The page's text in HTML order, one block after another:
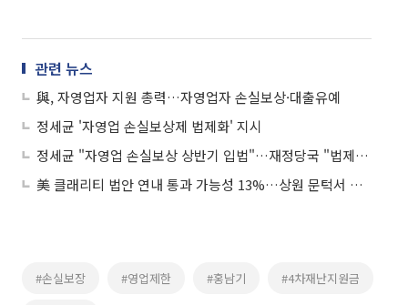
관련 뉴스
與, 자영업자 지원 총력…자영업자 손실보상·대출유예
정세균 '자영업 손실보상제 법제화' 지시
정세균 "자영업 손실보상 상반기 입법"…재정당국 "법제화한 나라 없어"
美 클래리티 법안 연내 통과 가능성 13%…상원 문턱서 제동
#손실보장 #영업제한 #홍남기 #4차재난지원금